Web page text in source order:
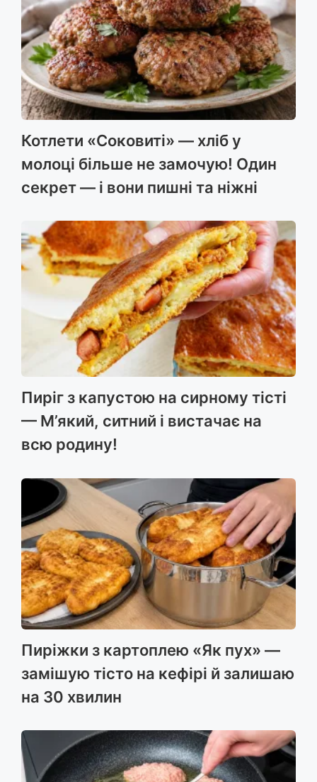
Котлети «Соковиті» — хліб у
молоці більше не замочую! Один
секрет — і вони пишні та ніжні
Пиріг з капустою на сирному тісті
— М’який, ситний і вистачає на
всю родину!
Пиріжки з картоплею «Як пух» —
замішую тісто на кефірі й залишаю
на 30 хвилин